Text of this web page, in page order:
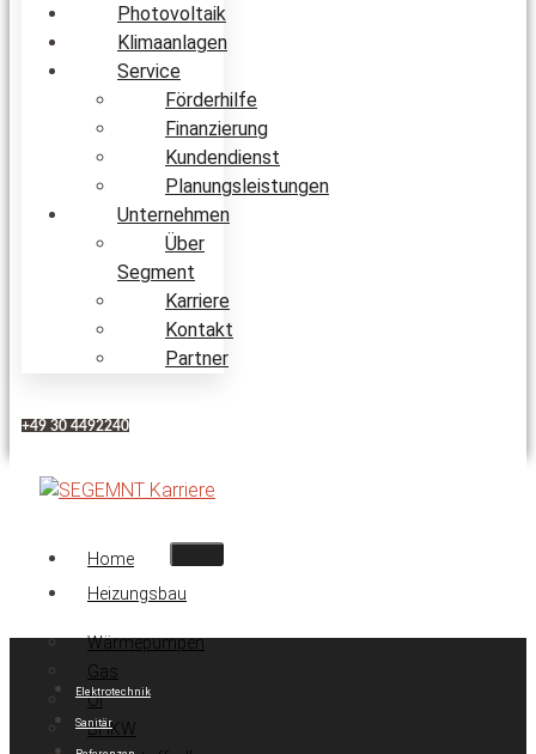
Photovoltaik
Klimaanlagen
Service
Förderhilfe
Finanzierung
Kundendienst
Planungsleistungen
Unternehmen
Über
Segment
Karriere
Kontakt
Partner
+49 30 4492240
Home
Heizungsbau
Wärmepumpen
Gas
Öl
BHKW
Elektrotechnik
Sanitär